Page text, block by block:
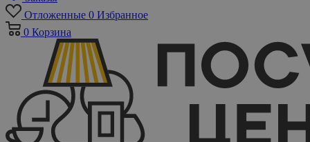
Отложенные 0 Избранное
0 Корзина